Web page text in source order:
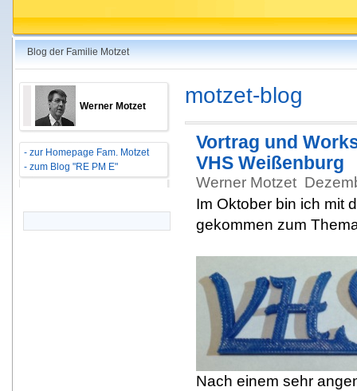
Blog der Familie Motzet
Werner Motzet
- zur Homepage Fam. Motzet
- zum Blog "RE PM E"
motzet-blog
Vortrag und
VHS Weißenburg
Werner Motzet
Im Oktober bin ich mit
gekommen zum
Nach einem sehr